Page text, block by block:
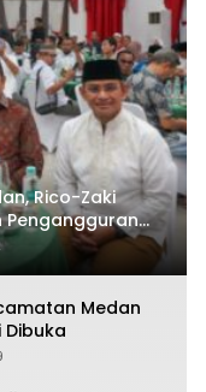
Rico-Zaki
Pengangguran
Medan
Dibuka